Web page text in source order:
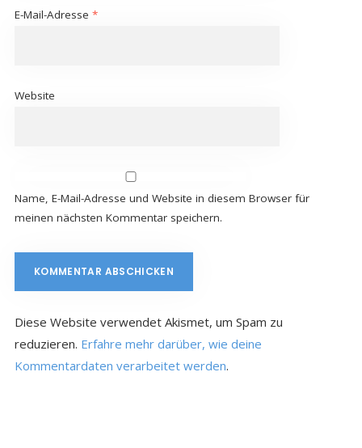
E-Mail-Adresse *
Website
Name, E-Mail-Adresse und Website in diesem Browser für
meinen nächsten Kommentar speichern.
Diese Website verwendet Akismet, um Spam zu
reduzieren. Erfahre mehr darüber, wie deine
Kommentardaten verarbeitet werden.